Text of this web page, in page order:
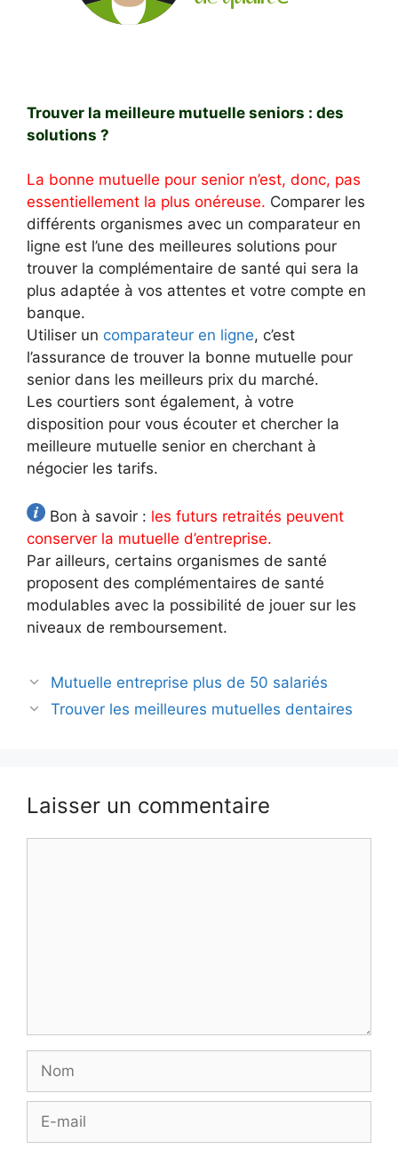
Trouver la meilleure mutuelle seniors : des
solutions ?
La bonne mutuelle pour senior n’est, donc, pas
essentiellement la plus onéreuse. Comparer les
différents organismes avec un comparateur en
ligne est l’une des meilleures solutions pour
trouver la complémentaire de santé qui sera la
plus adaptée à vos attentes et votre compte en
banque.
Utiliser un comparateur en ligne, c’est
l’assurance de trouver la bonne mutuelle pour
senior dans les meilleurs prix du marché.
Les courtiers sont également, à votre
disposition pour vous écouter et chercher la
meilleure mutuelle senior en cherchant à
négocier les tarifs.
Bon à savoir : les futurs retraités peuvent
conserver la mutuelle d’entreprise.
Par ailleurs, certains organismes de santé
proposent des complémentaires de santé
modulables avec la possibilité de jouer sur les
niveaux de remboursement.
Navigation
des
Mutuelle entreprise plus de 50 salariés
Trouver les meilleures mutuelles dentaires
Laisser un commentaire
mail